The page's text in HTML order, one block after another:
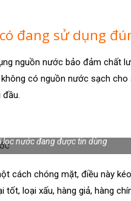
đang sử dụng
nguồn nước bảo đảm chất
có nguồn nước sạch
lọc nước đang được tin dùng
cách chóng mặt, điều này
loại xấu, hàng giả, hàng